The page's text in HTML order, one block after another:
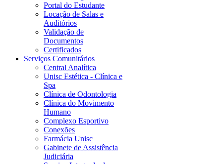
Portal do Estudante
Locação de Salas e
Auditórios
Validação de
Documentos
Certificados
Serviços Comunitários
Central Analítica
Unisc Estética - Clínica e
Spa
Clínica de Odontologia
Clínica do Movimento
Humano
Complexo Esportivo
Conexões
Farmácia Unisc
Gabinete de Assistência
Judiciária